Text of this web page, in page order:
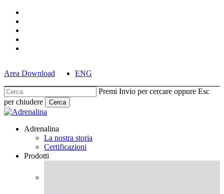
Skip
main
content
Area Download ENG
Premi Invio per cercare oppure Esc
per chiudere
Cerca
Chiudi
cerca
Menu
Adrenalina
La nostra storia
Certificazioni
Prodotti